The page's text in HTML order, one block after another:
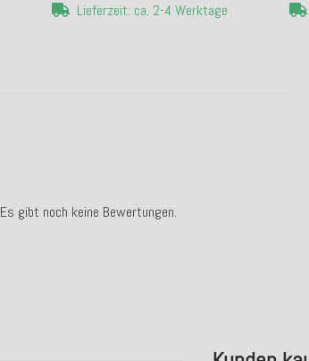
Es gibt noch keine Bewertungen.
Lieferzeit: ca. 2-4 Werktage